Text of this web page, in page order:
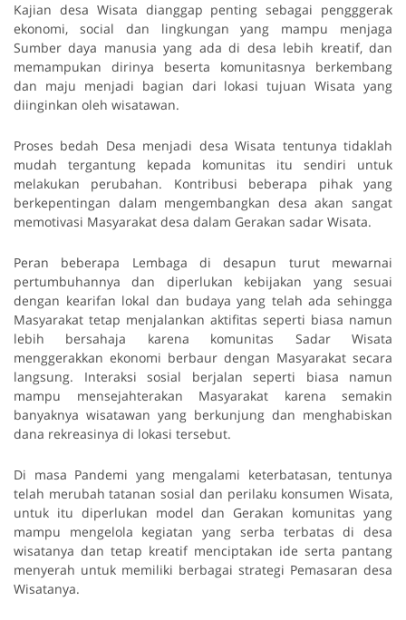
Kajian desa Wisata dianggap penting sebagai pengggerak
ekonomi, social dan lingkungan yang mampu menjaga
Sumber daya manusia yang ada di desa lebih kreatif, dan
memampukan dirinya beserta komunitasnya berkembang
dan maju menjadi bagian dari lokasi tujuan Wisata yang
diinginkan oleh wisatawan.
Proses bedah Desa menjadi desa Wisata tentunya tidaklah
mudah tergantung kepada komunitas itu sendiri untuk
melakukan perubahan. Kontribusi beberapa pihak yang
berkepentingan dalam mengembangkan desa akan sangat
memotivasi Masyarakat desa dalam Gerakan sadar Wisata.
Peran beberapa Lembaga di desapun turut mewarnai
pertumbuhannya dan diperlukan kebijakan yang sesuai
dengan kearifan lokal dan budaya yang telah ada sehingga
Masyarakat tetap menjalankan aktifitas seperti biasa namun
lebih bersahaja karena komunitas Sadar Wisata
menggerakkan ekonomi berbaur dengan Masyarakat secara
langsung. Interaksi sosial berjalan seperti biasa namun
mampu mensejahterakan Masyarakat karena semakin
banyaknya wisatawan yang berkunjung dan menghabiskan
dana rekreasinya di lokasi tersebut.
Di masa Pandemi yang mengalami keterbatasan, tentunya
telah merubah tatanan sosial dan perilaku konsumen Wisata,
untuk itu diperlukan model dan Gerakan komunitas yang
mampu mengelola kegiatan yang serba terbatas di desa
wisatanya dan tetap kreatif menciptakan ide serta pantang
menyerah untuk memiliki berbagai strategi Pemasaran desa
Wisatanya.